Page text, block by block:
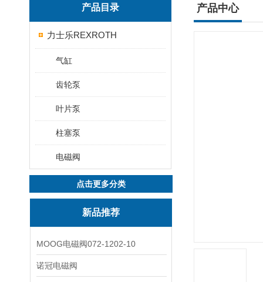
产品目录
力士乐REXROTH
气缸
齿轮泵
叶片泵
柱塞泵
电磁阀
点击更多分类
新品推荐
MOOG电磁阀072-1202-10
诺冠电磁阀
产品中心